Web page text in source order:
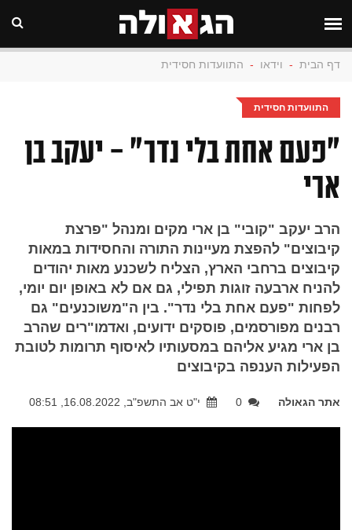
דף הבית - וידאו - התוועדות חסידית
התוועדות חסידית
"פעם אחת בלי נדר" - יעקב בן
ארי
הרב יעקב "קובי" בן ארי מקים ומנהל "פרצת
קיבוצים" להפצת מעיינות התורה והחסידות במאות
קיבוצים ברחבי הארץ, הצליח לשכנע מאות יהודים
להניח ארבעה זוגות תפילי, גם אם לא באופן יום יומי,
לפחות "פעם אחת בלי נדר". בין ה"משוכנעים" גם
רבנים מפורסמים, פוסקים ידועים, ואדמו"רים שהרב
בן ארי מגיע אליהם במסעותיו לאיסוף תרומות לטובת
הפעילות הענפה בקיבוצים
אתר הגאולה 0 י"ט אב התשפ"ב, 16.08.2022, 08:51